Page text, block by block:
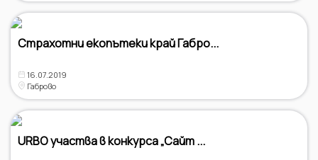
Страхотни екопътеки край Габро...
16.07.2019
Габрово
URBO участва в конкурса „Сайт ...